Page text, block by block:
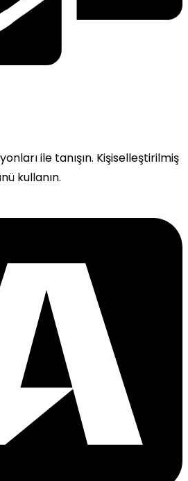
ile tanışın. Kişiselleştirilmiş
kullanın.